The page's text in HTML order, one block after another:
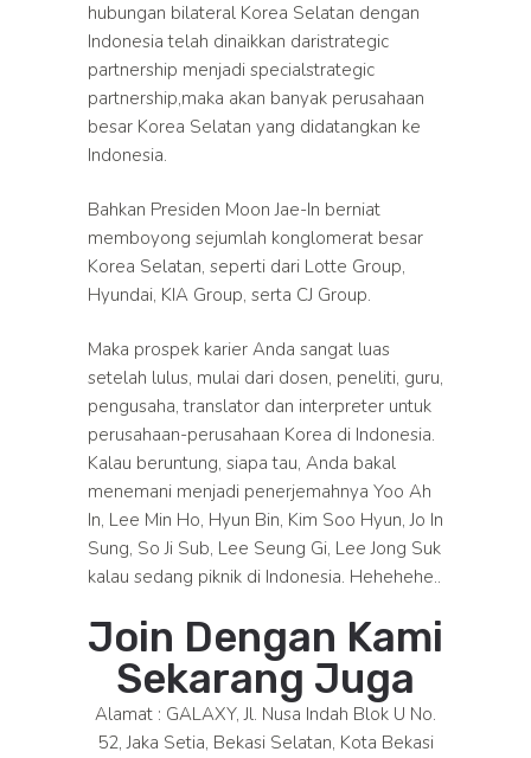
hubungan bilateral Korea Selatan dengan
Indonesia telah dinaikkan daristrategic
partnership menjadi specialstrategic
partnership,maka akan banyak perusahaan
besar Korea Selatan yang didatangkan ke
Indonesia.
Bahkan Presiden Moon Jae-In berniat
memboyong sejumlah konglomerat besar
Korea Selatan, seperti dari Lotte Group,
Hyundai, KIA Group, serta CJ Group.
Maka prospek karier Anda sangat luas
setelah lulus, mulai dari dosen, peneliti, guru,
pengusaha, translator dan interpreter untuk
perusahaan-perusahaan Korea di Indonesia.
Kalau beruntung, siapa tau, Anda bakal
menemani menjadi penerjemahnya Yoo Ah
In, Lee Min Ho, Hyun Bin, Kim Soo Hyun, Jo In
Sung, So Ji Sub, Lee Seung Gi, Lee Jong Suk
kalau sedang piknik di Indonesia. Hehehehe..
Join Dengan Kami
Sekarang Juga
Alamat : GALAXY, Jl. Nusa Indah Blok U No.
52, Jaka Setia, Bekasi Selatan, Kota Bekasi